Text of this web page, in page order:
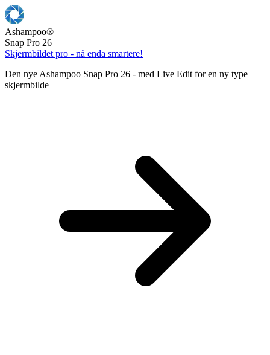
Ashampoo®
Snap Pro 26
Skjermbildet pro - nå enda smartere!
Den nye Ashampoo Snap Pro 26 - med Live Edit for en ny type
skjermbilde